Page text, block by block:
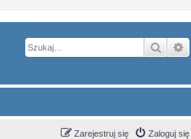
Szukaj
Zaloguj się
Zarejestruj się